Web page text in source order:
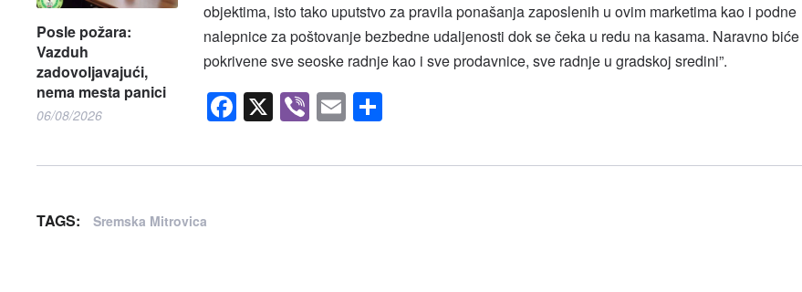
Posle požara:
Vazduh
zadovoljavajući,
nema mesta panici
06/08/2026
objektima, isto tako uputstvo za pravila ponašanja zaposlenih u ovim marketima kao i podne
nalepnice za poštovanje bezbedne udaljenosti dok se čeka u redu na kasama. Naravno biće
pokrivene sve seoske radnje kao i sve prodavnice, sve radnje u gradskoj sredini”.
Facebook
X Viber
EmailShare
TAGS: Sremska Mitrovica